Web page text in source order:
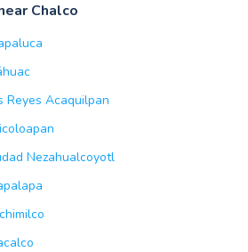
Chalco
Reyes Acaquilpan
Nezahualcoyotl